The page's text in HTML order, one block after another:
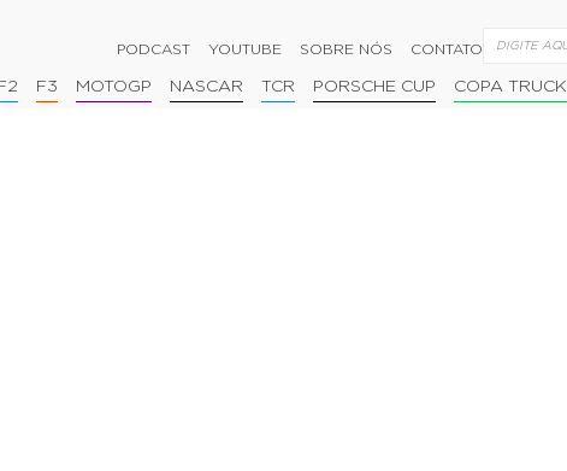
PODCAST YOUTUBE SOBRE NÓS CONTATO
F2 F3 MOTOGP NASCAR TCR PORSCHE CUP COPA TRUCK